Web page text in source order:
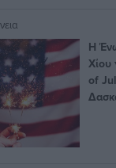
Η
Χίου
of